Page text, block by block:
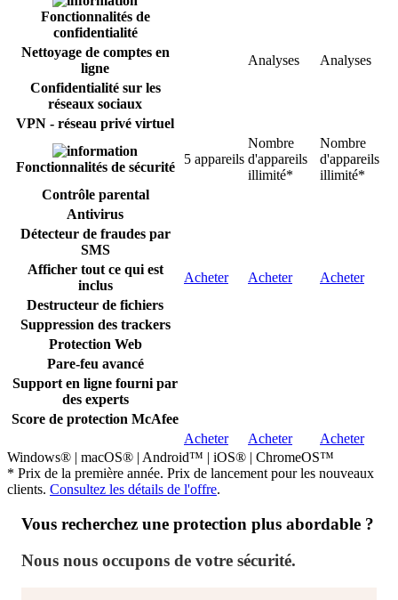
Fonctionnalités de
confidentialité
Nettoyage de comptes en
ligne
Analyses
Analyses
Confidentialité sur les
réseaux sociaux
VPN - réseau privé virtuel
Fonctionnalités de sécurité
5 appareils
Nombre
d'appareils
illimité*
Nombre
d'appareils
illimité*
Contrôle parental
Antivirus
Détecteur de fraudes par
SMS
Afficher tout ce qui est
inclus
Acheter Acheter
Acheter
Destructeur de fichiers
Suppression des trackers
Protection Web
Pare-feu avancé​
Support en ligne fourni par
des experts
Score de protection McAfee
Acheter
Acheter
Acheter
Windows® | macOS® | Android™ | iOS® | ChromeOS™
* Prix de la première année. Prix de lancement pour les nouveaux
clients. Consultez les détails de l'offre.
Vous recherchez une protection plus abordable ?
Nous nous occupons de votre sécurité.